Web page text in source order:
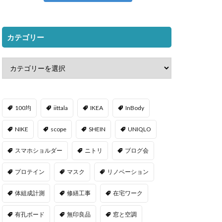
カテゴリー
100均 iittala IKEA InBody
NIKE scope SHEIN UNIQLO
スマホショルダー ニトリ ブログ会
プロテイン マスク リノベーション
体組成計測 修繕工事 在宅ワーク
有孔ボード 無印良品 窓と空調